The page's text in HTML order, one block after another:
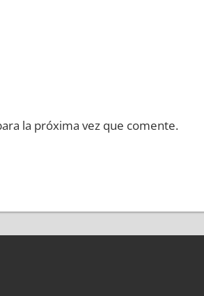
la próxima vez que comente.